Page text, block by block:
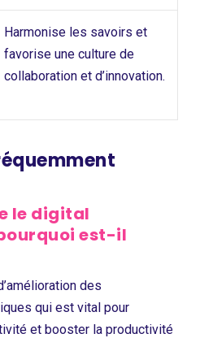
Harmonise les savoirs et
favorise une culture de
collaboration et d’innovation.
le digital
est-il
des
qui est vital pour
et booster la productivité